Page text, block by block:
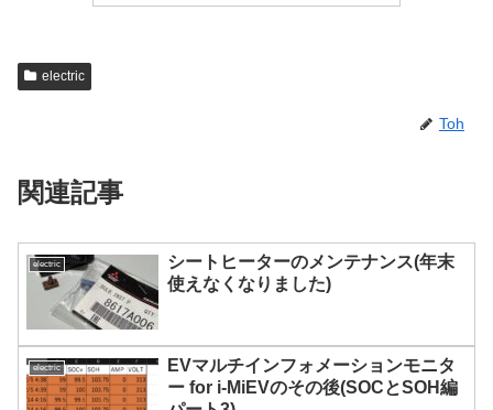
electric
Toh
関連記事
electric
シートヒーターのメンテナンス(年末
使えなくなりました)
electric
EVマルチインフォメーションモニタ
ー for i-MiEVのその後(SOCとSOH編